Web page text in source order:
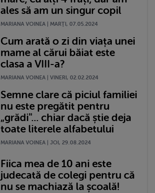
ales să am un singur copil
MARIANA VOINEA | MARŢI, 07.05.2024
Cum arată o zi din viața unei
mame al cărui băiat este
clasa a VIII-a?
MARIANA VOINEA | VINERI, 02.02.2024
Semne clare că piciul familiei
nu este pregătit pentru
„grădi"... chiar dacă știe deja
toate literele alfabetului
MARIANA VOINEA | JOI, 29.08.2024
Fiica mea de 10 ani este
judecată de colegi pentru că
nu se machiază la școală!